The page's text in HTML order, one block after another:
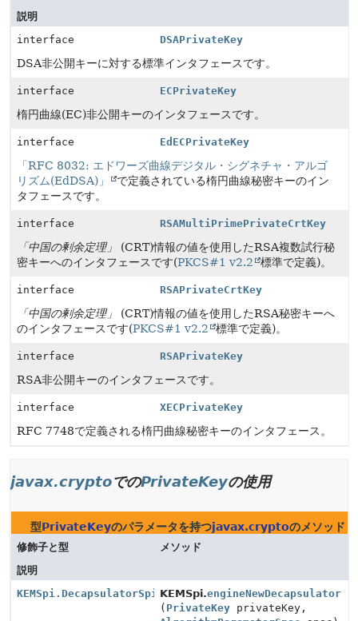
説明
interface
DSAPrivateKey
DSA非公開キーに対する標準インタフェースです。
interface ECPrivateKey
楕円曲線(EC)非公開キーのインタフェースです。
interface EdECPrivateKey
「RFC 8032: エドワーズ曲線デジタル・シグネチャ・アルゴ
リズム(EdDSA)」
で定義されている楕円曲線秘密キーのイン
タフェースです。
interface RSAMultiPrimePrivateCrtKey
「中国の剰余定理」
(CRT)情報の値を使用したRSA複数試行秘
密キーへのインタフェースです(PKCS#1 v2.2 標準で定義)。
interface RSAPrivateCrtKey
「中国の剰余定理」
(CRT)情報の値を使用したRSA秘密キーへ
のインタフェースです(PKCS#1 v2.2 標準で定義)。
interface RSAPrivateKey
RSA非公開キーのインタフェースです。
interface XECPrivateKey
RFC 7748で定義される楕円曲線秘密キーのインタフェース。
javax.cryptoでのPrivateKeyの使用
型PrivateKeyのパラメータを持つjavax.cryptoのメソッド
修飾子と型
メソッド
説明
KEMSpi.DecapsulatorSpi KEMSpi.engineNewDecapsulator
( PrivateKey privateKey,